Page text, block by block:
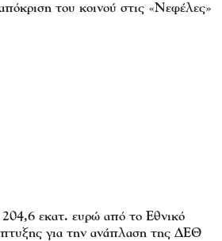
του κοινού στις «Νεφέλες»
εκατ. ευρώ από το Εθνικό
για την ανάπλαση της ΔΕΘ